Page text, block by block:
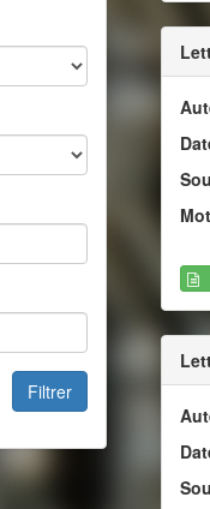
Filtrer